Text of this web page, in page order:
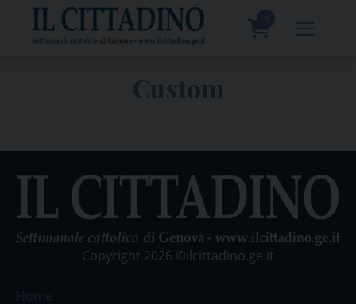
content
Copyright 2026 ©ilcittadino.ge.it